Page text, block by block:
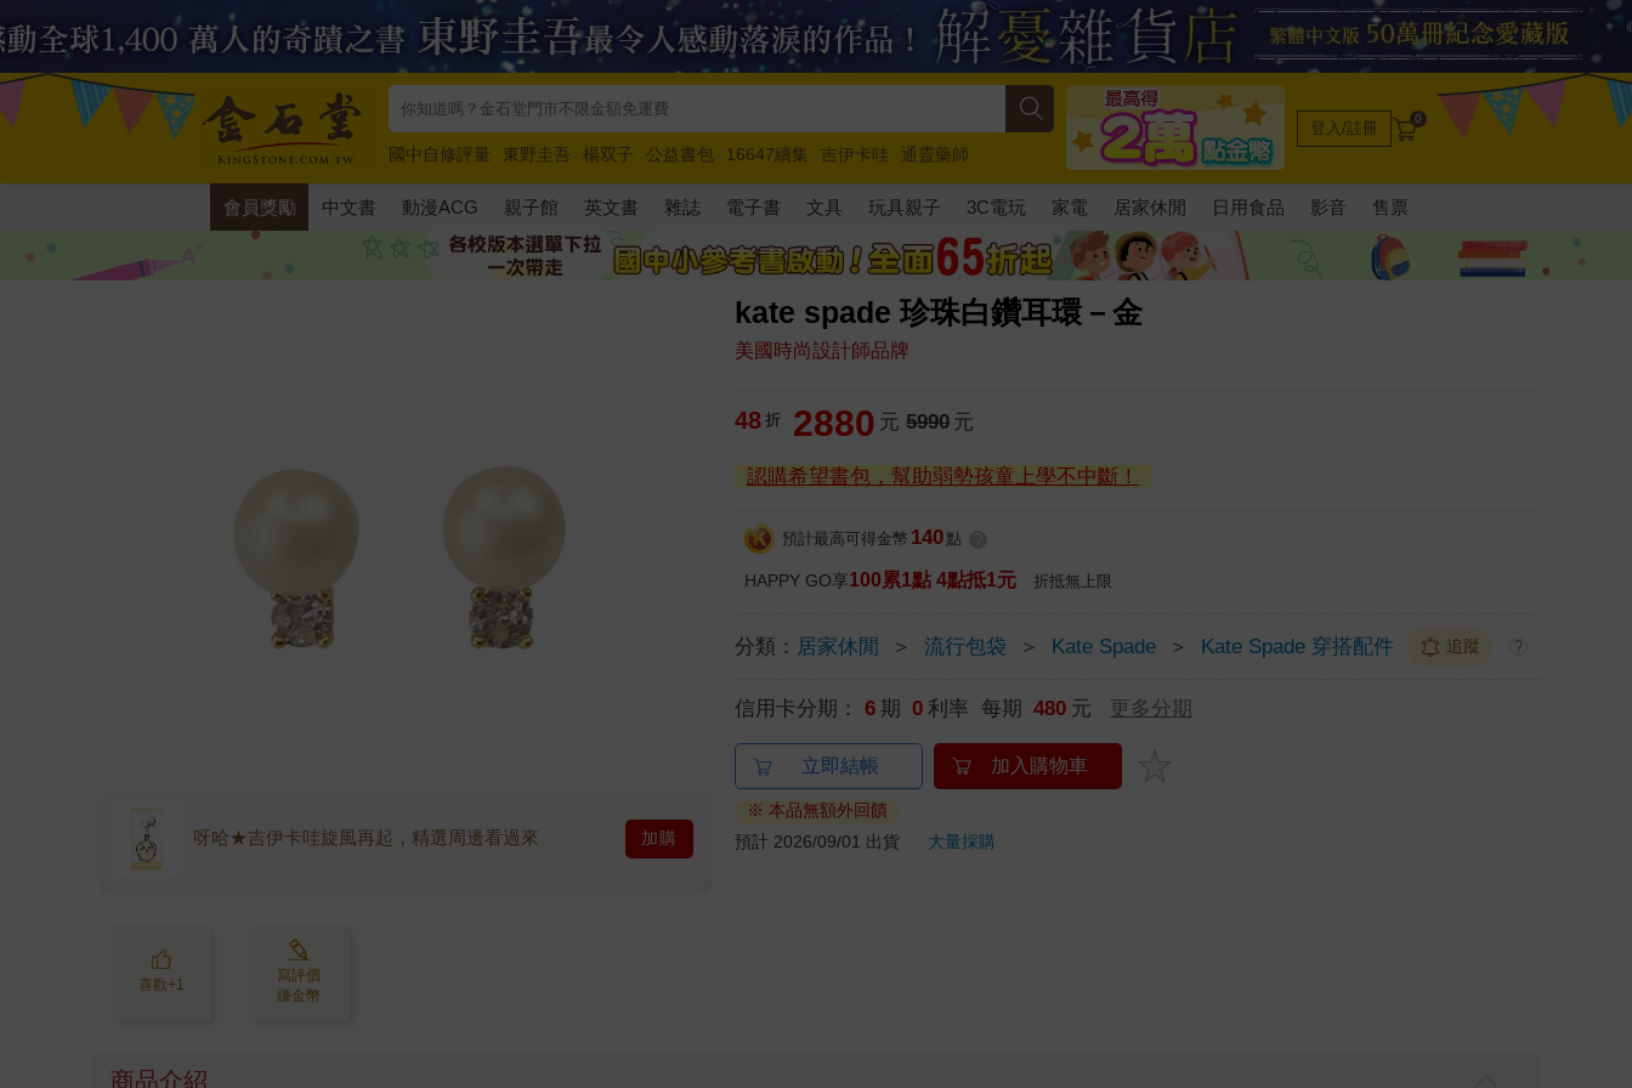
國中自修評量 東野圭吾 楊双子 公益書包 16647續集 吉伊卡哇
通靈藥師
唯紅花綻放
奧德賽 路邊攤新作 馬斯克 玩具總動員5 超慢跑
登入/註冊 0
會員獎勵 中文書 動漫ACG 親子館 英文書 雜誌 電子書 文具 玩具親子 3C電玩 家電 居家休閒 日用食品 影音 售票
kate spade 珍珠白鑽耳環－金
美國時尚設計師品牌
呀哈★吉伊卡哇旋風再起，精選周邊看過來 加購
喜歡+1
寫評價
賺金幣
48 折 2880 元 5990 元
認購希望書包，幫助弱勢孩童上學不中斷！
預計最高可得金幣 140 點
HAPPY GO享100累1點 4點抵1元 折抵無上限
分類： 居家休閒 ＞ 流行包袋 ＞ Kate Spade ＞ Kate Spade 穿搭配件 追蹤 ?
信用卡分期： 6 期 0 利率 每期 480 元 更多分期
立即結帳 加入購物車
※ 本品無額外回饋
預計 2026/09/01 出貨
大量採購
商品介紹